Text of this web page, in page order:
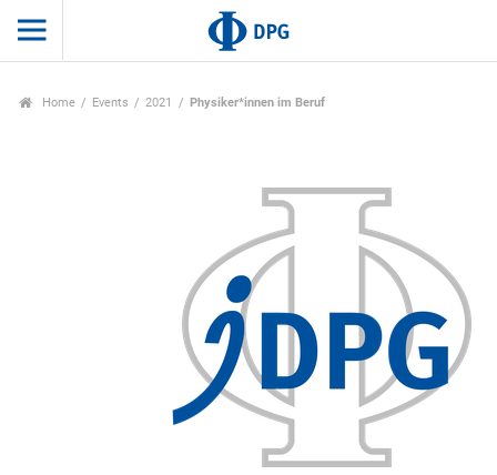
Home Events 2021 Physiker*innen im Beruf